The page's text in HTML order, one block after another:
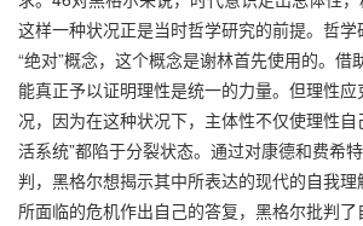
这样一种状况正是当时哲学研究的前提。哲
“绝对”概念，这个概念是谢林首先使用的。借
能真正予以证明理性是统一的力量。但理性
况，因为在这种状况下，主体性不仅使理性自
活系统”都陷于分裂状态。通过对康德和费希
判，黑格尔想揭示其中所表达的现代的自我
所面临的危机作出自己的答复，黑格尔批判